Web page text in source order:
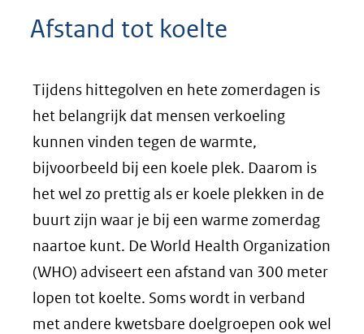
Afstand tot koelte
Tijdens hittegolven en hete zomerdagen is
het belangrijk dat mensen verkoeling
kunnen vinden tegen de warmte,
bijvoorbeeld bij een koele plek. Daarom is
het wel zo prettig als er koele plekken in de
buurt zijn waar je bij een warme zomerdag
naartoe kunt. De World Health Organization
(WHO) adviseert een afstand van 300 meter
lopen tot koelte. Soms wordt in verband
met andere kwetsbare doelgroepen ook wel